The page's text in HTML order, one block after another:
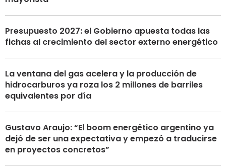
Presupuesto 2027: el Gobierno apuesta todas las
fichas al crecimiento del sector externo energético
La ventana del gas acelera y la producción de
hidrocarburos ya roza los 2 millones de barriles
equivalentes por día
Gustavo Araujo: “El boom energético argentino ya
dejó de ser una expectativa y empezó a traducirse
en proyectos concretos”